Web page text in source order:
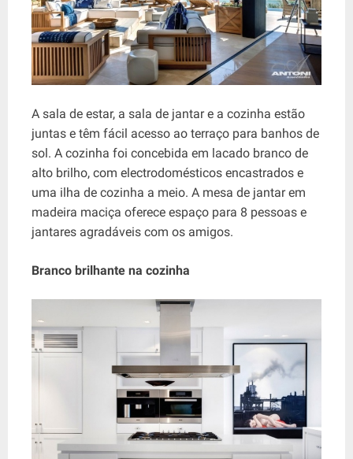
A sala de estar, a sala de jantar e a cozinha estão
juntas e têm fácil acesso ao terraço para banhos de
sol. A cozinha foi concebida em lacado branco de
alto brilho, com electrodomésticos encastrados e
uma ilha de cozinha a meio. A mesa de jantar em
madeira maciça oferece espaço para 8 pessoas e
jantares agradáveis ​​com os amigos.
Branco brilhante na cozinha